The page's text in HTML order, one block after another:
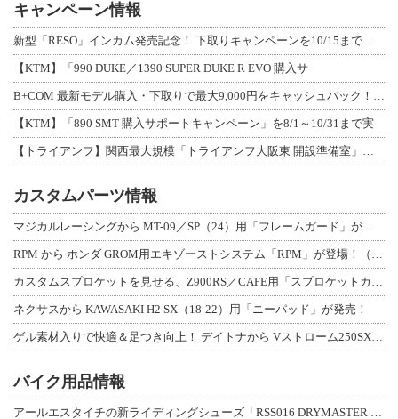
キャンペーン情報
新型「RESO」インカム発売記念！ 下取りキャンペーンを10/15まで延長して開
【KTM】「990 DUKE／1390 SUPER DUKE R EVO 購入サ
B+COM 最新モデル購入・下取りで最大9,000円をキャッシュバック！「B+F
【KTM】「890 SMT 購入サポートキャンペーン」を8/1～10/31まで実
【トライアンフ】関西最大規模「トライアンフ大阪東 開設準備室」がオープン！ 限定
カスタムパーツ情報
マジカルレーシングから MT-09／SP（24）用「フレームガード」が登場！
RPM から ホンダ GROM用エキゾーストシステム「RPM」が登場！（動画あり
カスタムスプロケットを見せる、Z900RS／CAFE用「スプロケットカバーフルキ
ネクサスから KAWASAKI H2 SX（18-22）用「ニーパッド」が発売！
ゲル素材入りで快適＆足つき向上！ デイトナから Vストローム250SX用「快適ロ
バイク用品情報
アールエスタイチの新ライディングシューズ「RSS016 DRYMASTER スト